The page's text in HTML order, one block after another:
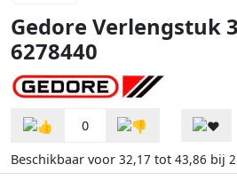
Gedore Verlengstuk
6278440
0
Beschikbaar voor 32,17 tot 43,86 bij 2